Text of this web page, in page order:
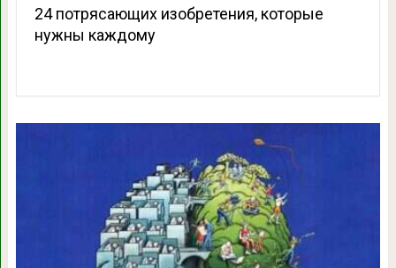
24 потрясающих изобретения, которые
нужны каждому